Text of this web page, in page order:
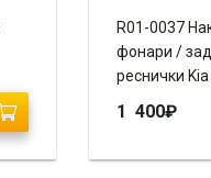
R01-0037
фонари /
реснички
1 400₽